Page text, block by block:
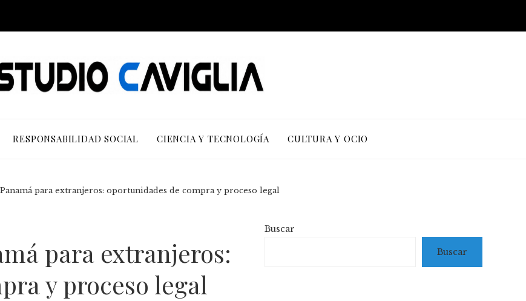
RESPONSABILIDAD SOCIAL CIENCIA Y TECNOLOGÍA CULTURA Y OCIO
para extranjeros: oportunidades de compra y proceso legal
para extranjeros:
y proceso legal
Buscar
Buscar